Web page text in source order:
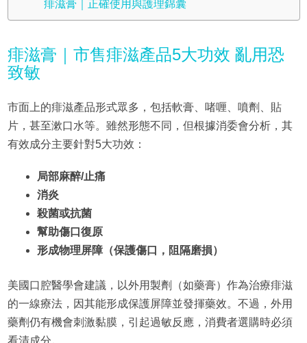
痱滋膏｜正確使用與護理錦囊
痱滋膏｜市售痱滋產品5大功效 亂用恐
致敏
市面上的痱滋產品形式眾多，包括軟膏、啫喱、噴劑、貼
片，甚至漱口水等。雖然形態不同，但根據消委會分析，其
有效成分主要針對5大功效：
局部麻醉/止痛
消炎
殺菌或抗菌
幫助傷口復原
形成物理屏障（保護傷口，阻隔磨損）
美國口腔醫學會建議，以外用製劑（如藥膏）作為治療痱滋
的一線療法，因其能形成保護屏障並發揮藥效。不過，外用
藥劑仍有機會刺激黏膜，引起過敏反應，消費者選購時必須
看清成分。